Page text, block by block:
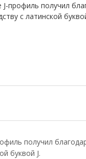
J-профиль получил
с латинской
получил
буквой J.